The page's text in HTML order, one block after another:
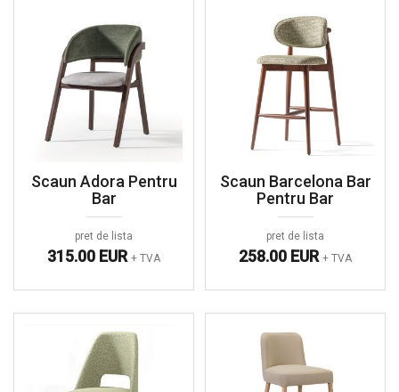
Scaun Adora Pentru
Bar
pret de lista
315.00 EUR + TVA
Scaun Barcelona Bar
Pentru Bar
pret de lista
258.00 EUR + TVA